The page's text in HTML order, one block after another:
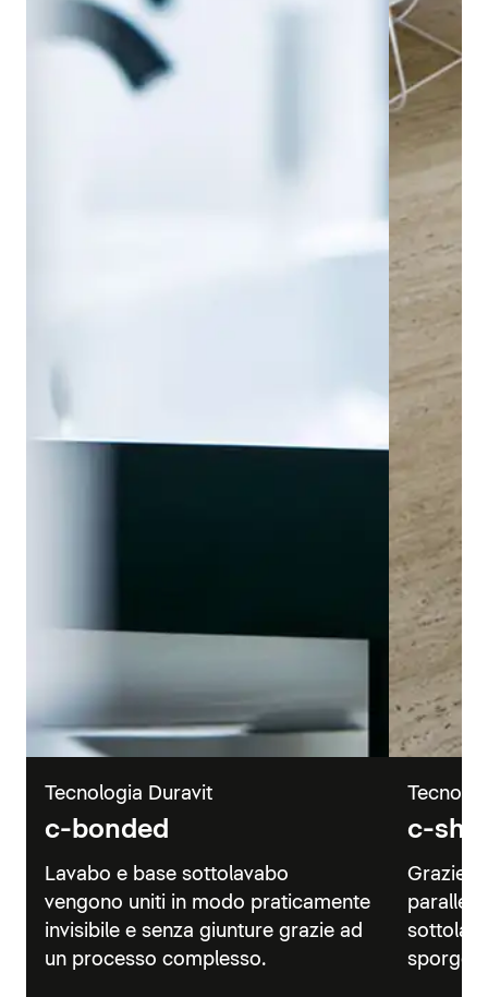
Tecnologia Duravit
c-bonded
Lavabo e base sottolavabo
vengono uniti in modo praticamente
invisibile e senza giunture grazie ad
un processo complesso.
c-
Grazie